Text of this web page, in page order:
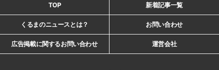
TOP 新着記事一覧
くるまのニュースとは？ お問い合わせ
広告掲載に関するお問い合わせ 運営会社